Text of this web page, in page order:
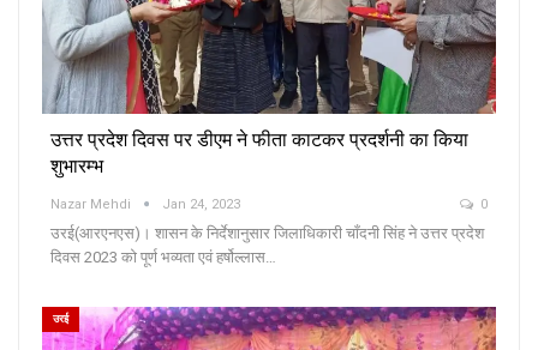
उत्तर प्रदेश दिवस पर डीएम ने फीता काटकर प्रदर्शनी का किया
शुभारम्भ
Nazar Mehdi Jan 24, 2023 0
उरई(आरएनएस)। शासन के निर्देशानुसार जिलाधिकारी चाँदनी सिंह ने उत्तर प्रदेश
दिवस 2023 को पूर्ण भव्यता एवं हर्षोल्लास…
उरई